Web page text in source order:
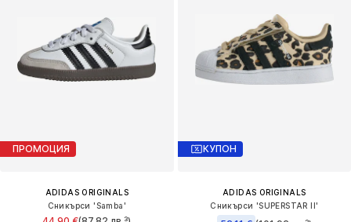
ПРОМОЦИЯ
ADIDAS ORIGINALS
Сникърси 'Samba'
КУПОН
ADIDAS ORIGINALS
Сникърси 'SUPERSTAR II'